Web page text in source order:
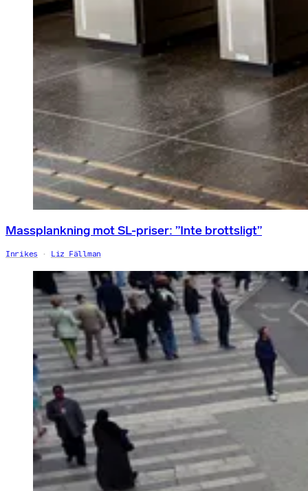
Massplankning mot SL-priser: ”Inte brottsligt”
Inrikes Liz Fällman